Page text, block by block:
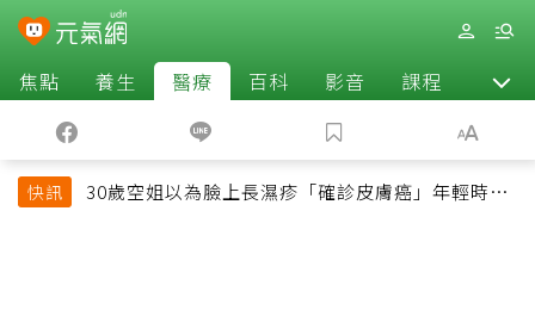
焦點 養生 醫療 百科 影音 課程 退休
快訊
30歲空姐以為臉上長濕疹「確診皮膚癌」年輕時一